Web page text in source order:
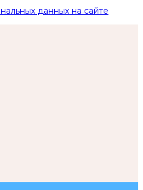
данных на сайте